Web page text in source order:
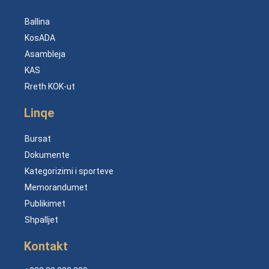
Ballina
KosADA
Asambleja
KAS
Rreth KOK-ut
Linqe
Bursat
Dokumente
Kategorizimi i sporteve
Memorandumet
Publikimet
Shpalljet
Kontakt